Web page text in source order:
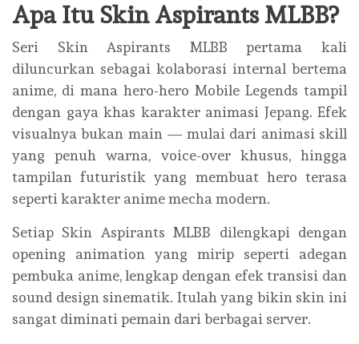
Apa Itu Skin Aspirants MLBB?
Seri Skin Aspirants MLBB pertama kali
diluncurkan sebagai kolaborasi internal bertema
anime, di mana hero-hero Mobile Legends tampil
dengan gaya khas karakter animasi Jepang. Efek
visualnya bukan main — mulai dari animasi skill
yang penuh warna, voice-over khusus, hingga
tampilan futuristik yang membuat hero terasa
seperti karakter anime mecha modern.
Setiap Skin Aspirants MLBB dilengkapi dengan
opening animation yang mirip seperti adegan
pembuka anime, lengkap dengan efek transisi dan
sound design sinematik. Itulah yang bikin skin ini
sangat diminati pemain dari berbagai server.